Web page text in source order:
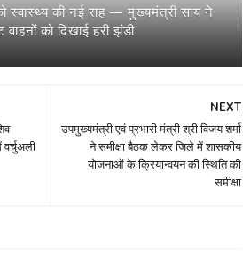
स्वास्थ्य की नई राह — मुख्यमंत्री साय ने
को दिखाई हरी झंडी
NEXT
उपमुख्यमंत्री एवं प्रभारी मंत्री श्री विजय शर्मा
ने समीक्षा बैठक लेकर जिले में शासकीय
योजनाओं के क्रियान्वयन की स्थिति की
समीक्षा